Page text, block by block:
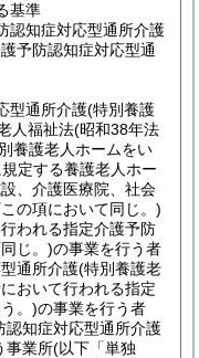
基準
認知症対応型通所介護
予防認知症対応型通
型通所介護(特別養護
人福祉法(昭和38年法
養護老人ホームをい
規定する養護老人ホー
、介護医療院、社会
の項において同じ。)
われる指定介護予防
じ。)の事業を行う者
通所介護(特別養護老
おいて行われる指定
。)の事業を行う者
認知症対応型通所介護
事業所(以下「単独